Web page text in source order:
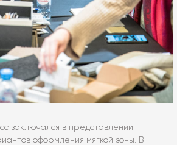
заключался в представлении
оформления мягкой зоны. В